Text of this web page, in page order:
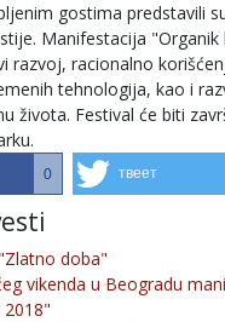
gostima predstavili
Manifestacija
razvoj, racionalno
tehnologija, kao i
života. Festival će biti
0 твеет
doba"
vikenda u Beogradu
2018"